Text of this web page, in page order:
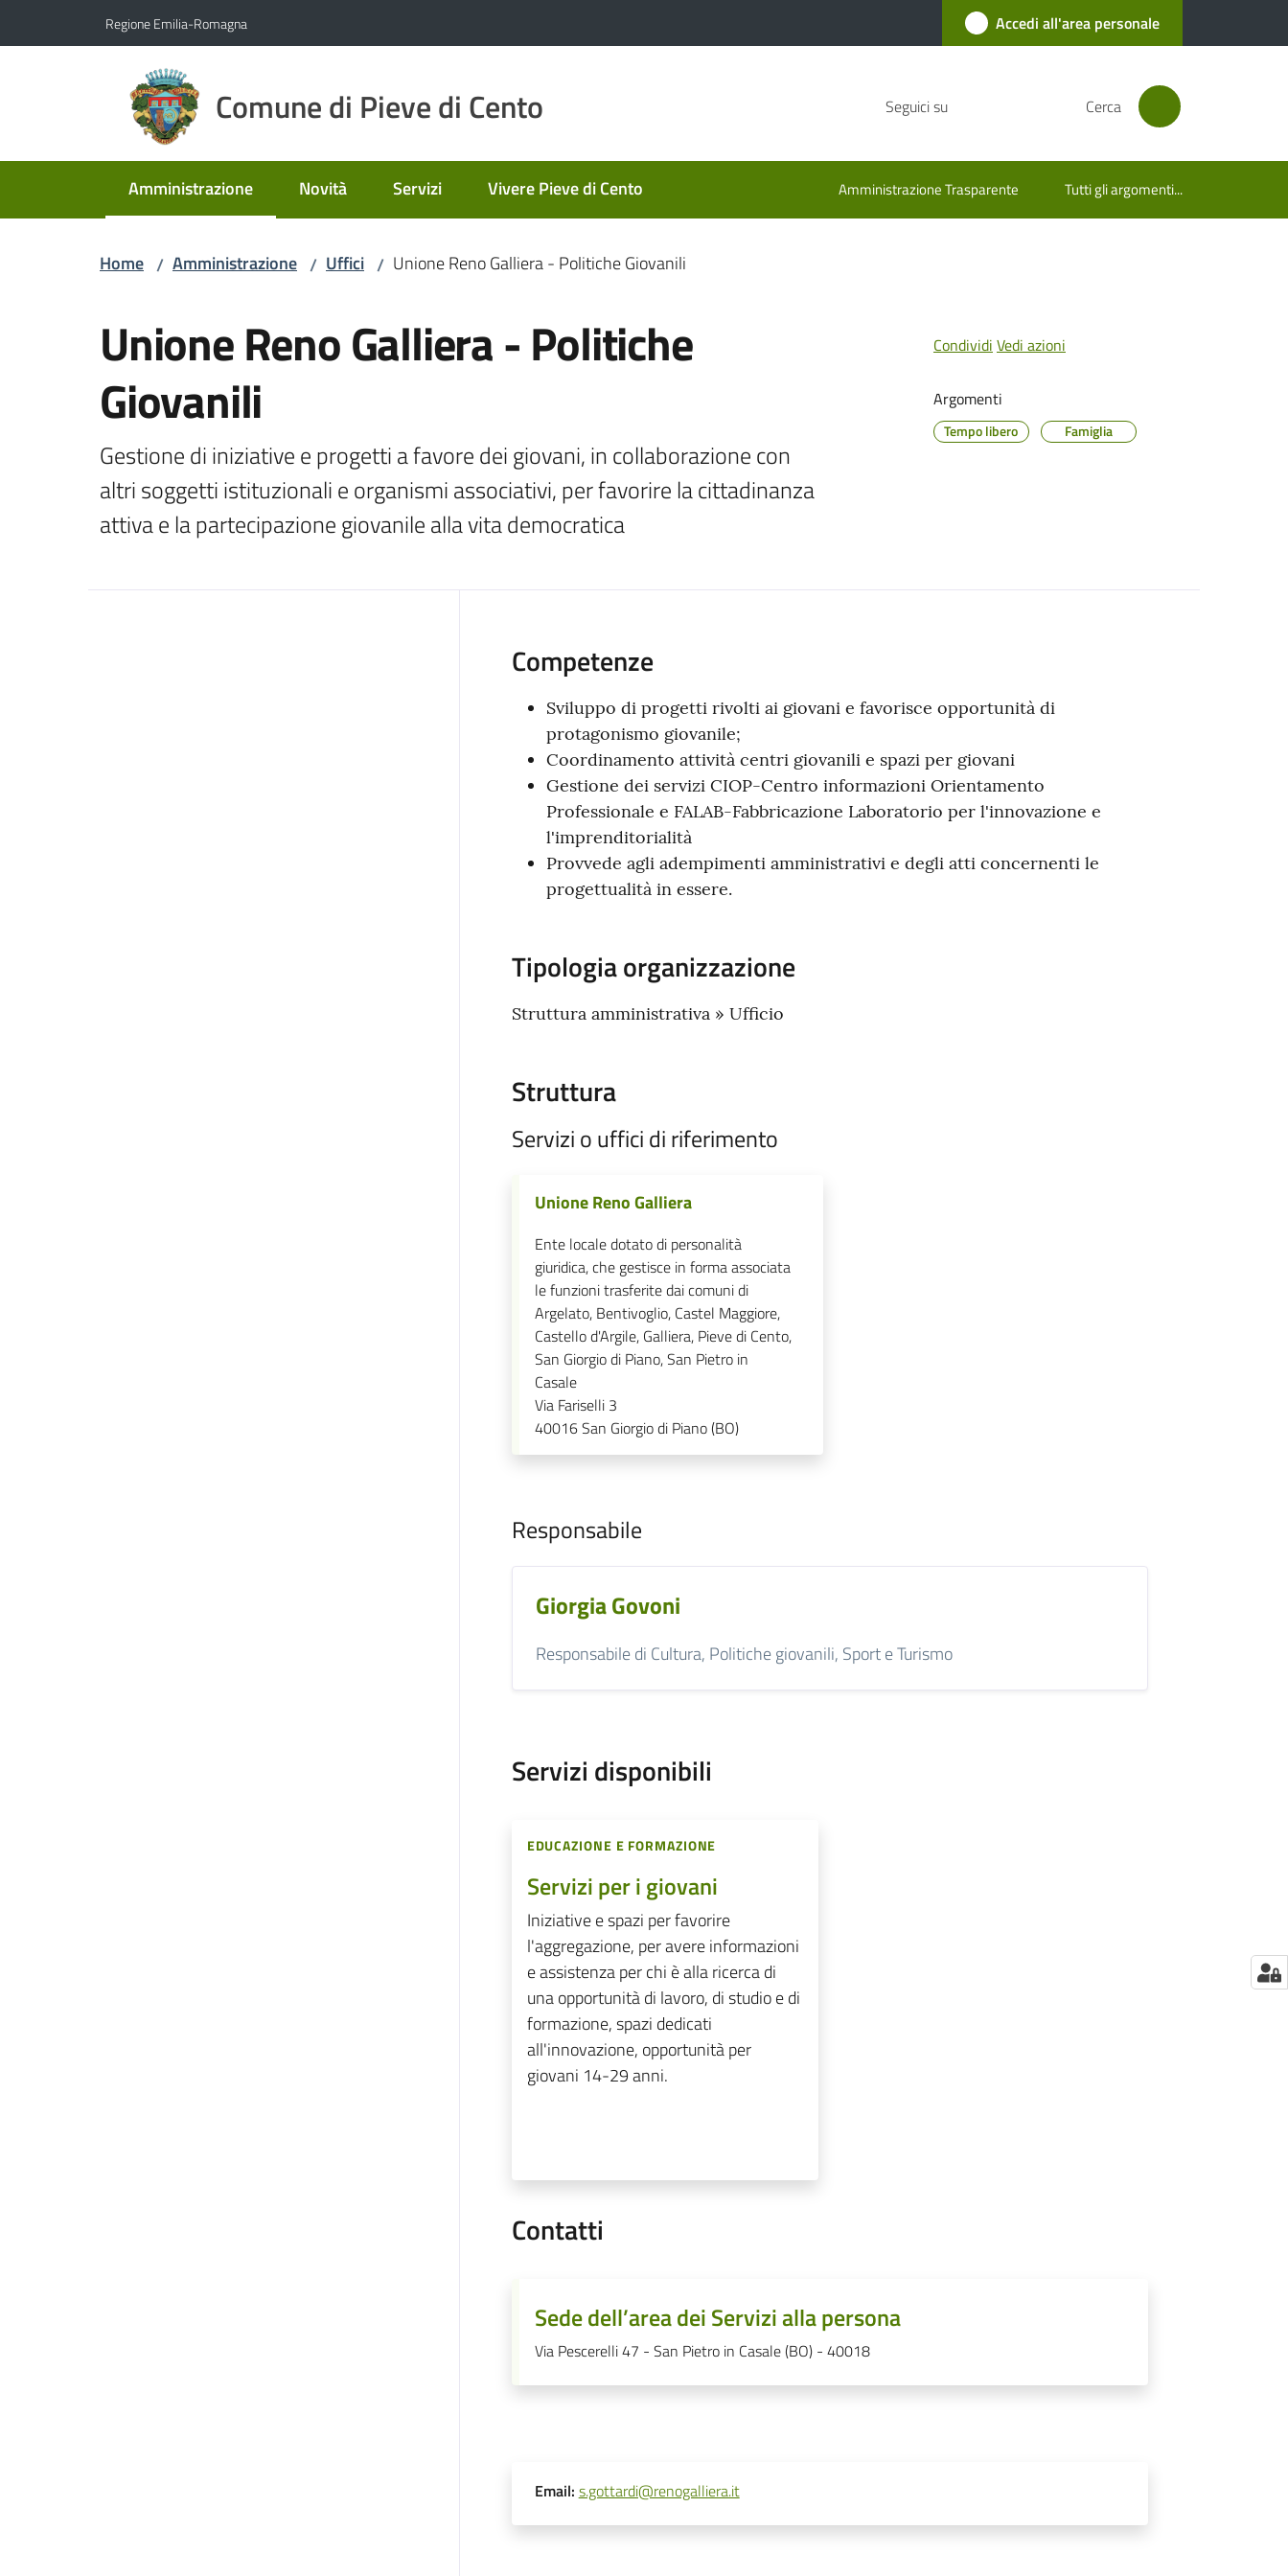
Regione Emilia-Romagna Accedi all'area personale
Comune di Pieve di Cento Seguici su Cerca
Amministrazione
Menu selezionato Novità Servizi Vivere Pieve di Cento Amministrazione Trasparente Tutti gli argomenti...
Home / Amministrazione / Uffici / Unione Reno Galliera - Politiche Giovanili
Unione Reno Galliera - Politiche
Giovanili
Gestione di iniziative e progetti a favore dei giovani, in collaborazione con
altri soggetti istituzionali e organismi associativi, per favorire la cittadinanza
attiva e la partecipazione giovanile alla vita democratica
Condividi Vedi azioni
Argomenti
Tempo libero Famiglia
Competenze
Sviluppo di progetti rivolti ai giovani e favorisce opportunità di
protagonismo giovanile;
Coordinamento attività centri giovanili e spazi per giovani
Gestione dei servizi CIOP-Centro informazioni Orientamento
Professionale e FALAB-Fabbricazione Laboratorio per l'innovazione e
l'imprenditorialità
Provvede agli adempimenti amministrativi e degli atti concernenti le
progettualità in essere.
Tipologia organizzazione
Struttura amministrativa » Ufficio
Struttura
Servizi o uffici di riferimento
Unione Reno Galliera
Ente locale dotato di personalità
giuridica, che gestisce in forma associata
le funzioni trasferite dai comuni di
Argelato, Bentivoglio, Castel Maggiore,
Castello d'Argile, Galliera, Pieve di Cento,
San Giorgio di Piano, San Pietro in
Casale
Via Fariselli 3
40016San Giorgio di Piano (BO)
Responsabile
Giorgia Govoni
Responsabile di Cultura, Politiche giovanili, Sport e Turismo
Servizi disponibili
EDUCAZIONE E FORMAZIONE
Servizi per i giovani
Iniziative e spazi per favorire
l'aggregazione, per avere informazioni
e assistenza per chi è alla ricerca di
una opportunità di lavoro, di studio e di
formazione, spazi dedicati
all'innovazione, opportunità per
giovani 14-29 anni.
Contatti
Sede dell’area dei Servizi alla persona
Via Pescerelli 47 - San Pietro in Casale (BO) - 40018
Email: s.gottardi@renogalliera.it